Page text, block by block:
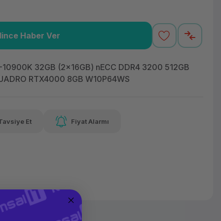
taksit
Özel indirim fırsatı
TL
x 12
taksit
Havalelerde
Özel indirim fırsatı
Haber Ver
10900K 32GB (2x16GB) nECC DDR4 3200 512GB
RTX4000 8GB W10P64WS
Et Fiyat Alarmı